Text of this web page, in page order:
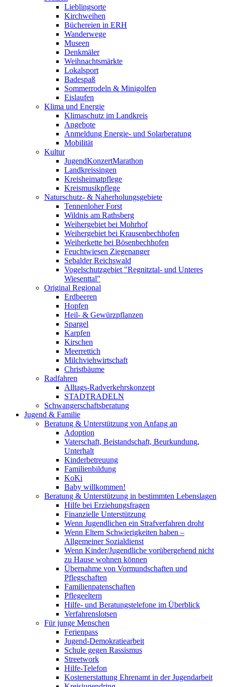
Lieblingsorte
Kirchweihen
Büchereien in ERH
Wanderwege
Museen
Denkmäler
Weihnachtsmärkte
Lokalsport
Badespaß
Sommerrodeln & Minigolfen
Eislaufen
Klima und Energie
Klimaschutz im Landkreis
Angebote
Anmeldung Energie- und Solarberatung
Mobilität
Kultur
JugendKonzertMarathon
Landkreissingen
Kreisheimatpflege
Kreismusikpflege
Naturschutz- & Naherholungsgebiete
Tennenloher Forst
Wildnis am Rathsberg
Weihergebiet bei Mohrhof
Weihergebiet bei Krausenbechhofen
Weiherkette bei Bösenbechhofen
Feuchtwiesen Ziegenanger
Sebalder Reichswald
Vogelschutzgebiet "Regnitztal- und Unteres
Wiesenttal"
Original Regional
Erdbeeren
Hopfen
Heil- & Gewürzpflanzen
Spargel
Karpfen
Kirschen
Meerrettich
Milchviehwirtschaft
Christbäume
Radfahren
Alltags-Radverkehrskonzept
STADTRADELN
Schwangerschaftsberatung
Jugend & Familie
Beratung & Unterstützung von Anfang an
Adoption
Vaterschaft, Beistandschaft, Beurkundung,
Unterhalt
Kinderbetreuung
Familienbildung
KoKi
Baby willkommen!
Beratung & Unterstützung in bestimmten Lebenslagen
Hilfe bei Erziehungsfragen
Finanzielle Unterstützung
Wenn Jugendlichen ein Strafverfahren droht
Wenn Eltern Schwierigkeiten haben –
Allgemeiner Sozialdienst
Wenn Kinder/Jugendliche vorübergehend nicht
zu Hause wohnen können
Übernahme von Vormundschaften und
Pflegschaften
Familienpatenschaften
Pflegeeltern
Hilfe- und Beratungstelefone im Überblick
Verfahrenslotsen
Für junge Menschen
Ferienpass
Jugend-Demokratiearbeit
Schule gegen Rassismus
Streetwork
Hilfe-Telefon
Kostenerstattung Ehrenamt in der Jugendarbeit